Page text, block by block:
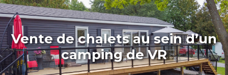
Vente de chalets au sein d’un
camping de VR